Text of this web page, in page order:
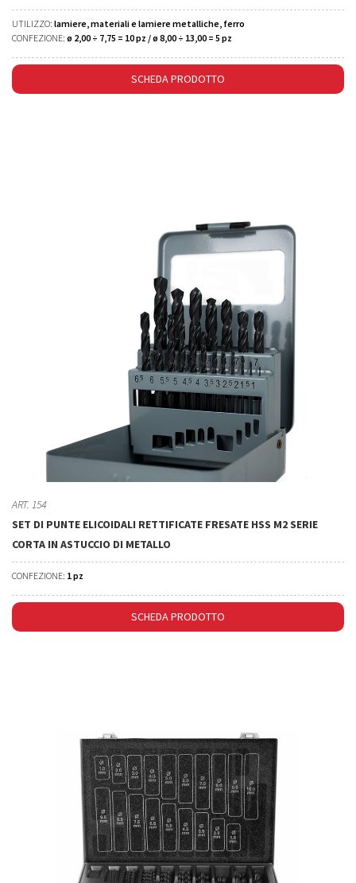
UTILIZZO: lamiere, materiali e lamiere metalliche, ferro
CONFEZIONE: ø 2,00 ÷ 7,75 = 10 pz / ø 8,00 ÷ 13,00 = 5 pz
SCHEDA PRODOTTO
ART. 154
SET DI PUNTE ELICOIDALI RETTIFICATE FRESATE HSS M2 SERIE
CORTA IN ASTUCCIO DI METALLO
CONFEZIONE: 1 pz
SCHEDA PRODOTTO